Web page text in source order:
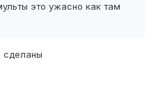
это ужасно как там
сделаны